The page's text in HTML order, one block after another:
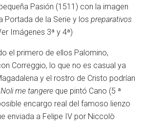
Pasión (1511) con la imagen
Portada de la Serie y los preparativos
Imágenes 3ª y 4ª)
el primero de ellos Palomino,
Correggio, lo que no es casual ya
y el rostro de Cristo podrían
Noli me tangere que pintó Cano (5 ª
encargo real del famoso lienzo
enviada a Felipe IV por Niccolò